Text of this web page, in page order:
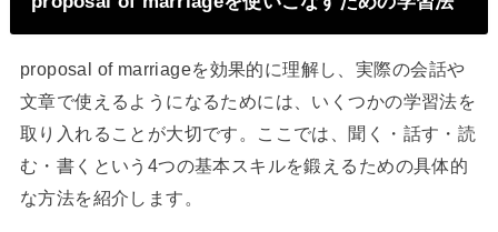
proposal of marriageを効果的に理解し、実際の会話や
文章で使えるようになるためには、いくつかの学習法を
取り入れることが大切です。ここでは、聞く・話す・読
む・書くという4つの基本スキルを鍛えるための具体的
な方法を紹介します。